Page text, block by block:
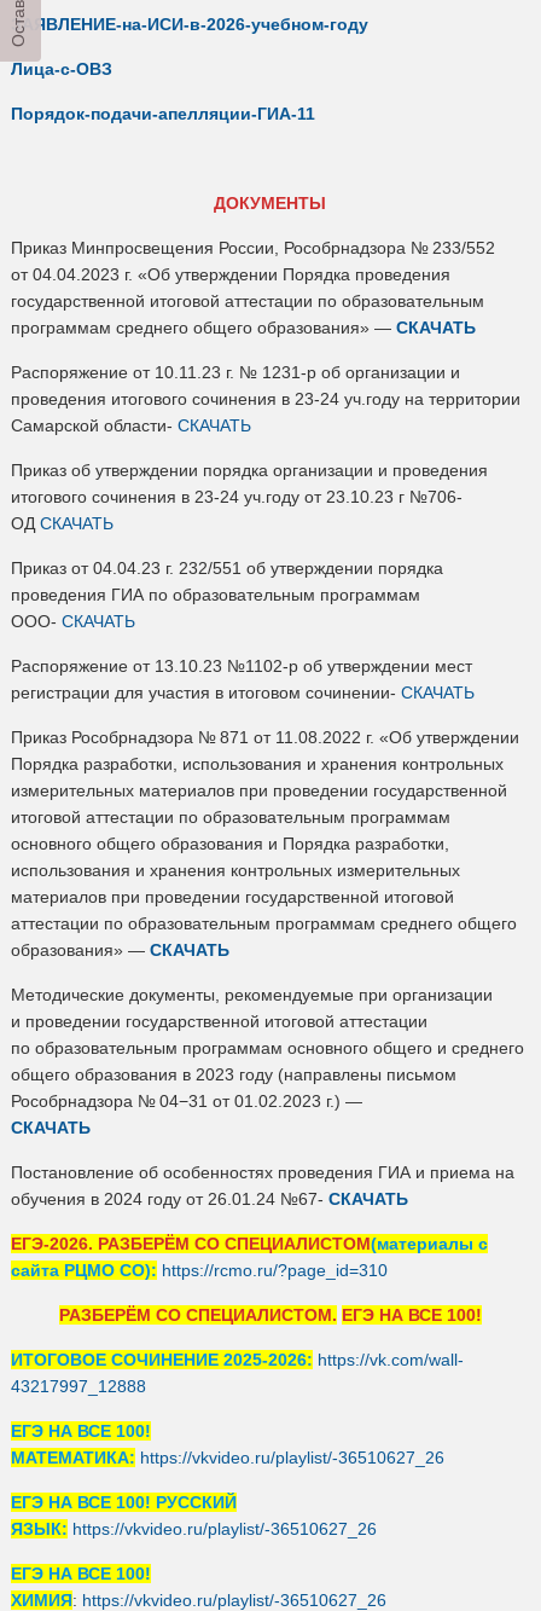
ЗАЯВЛЕНИЕ-на-ИСИ-в-2026-учебном-году
Лица-с-ОВЗ
Порядок-подачи-апелляции-ГИА-11
ДОКУМЕНТЫ
Приказ Минпросвещения России, Рособрнадзора № 233/552
от 04.04.2023 г. «Об утверждении Порядка проведения
государственной итоговой аттестации по образовательным
программам среднего общего образования» — СКАЧАТЬ
Распоряжение от 10.11.23 г. № 1231-р об организации и
проведения итогового сочинения в 23-24 уч.году на территории
Самарской области- СКАЧАТЬ
Приказ об утверждении порядка организации и проведения
итогового сочинения в 23-24 уч.году от 23.10.23 г №706-
ОД СКАЧАТЬ
Приказ от 04.04.23 г. 232/551 об утверждении порядка
проведения ГИА по образовательным программам
ООО- СКАЧАТЬ
Распоряжение от 13.10.23 №1102-р об утверждении мест
регистрации для участия в итоговом сочинении- СКАЧАТЬ
Приказ Рособрнадзора № 871 от 11.08.2022 г. «Об утверждении
Порядка разработки, использования и хранения контрольных
измерительных материалов при проведении государственной
итоговой аттестации по образовательным программам
основного общего образования и Порядка разработки,
использования и хранения контрольных измерительных
материалов при проведении государственной итоговой
аттестации по образовательным программам среднего общего
образования» — СКАЧАТЬ
Методические документы, рекомендуемые при организации
и проведении государственной итоговой аттестации
по образовательным программам основного общего и среднего
общего образования в 2023 году (направлены письмом
Рособрнадзора № 04−31 от 01.02.2023 г.) —
СКАЧАТЬ
Постановление об особенностях проведения ГИА и приема на
обучения в 2024 году от 26.01.24 №67- СКАЧАТЬ
ЕГЭ-2026. РАЗБЕРЁМ СО СПЕЦИАЛИСТОМ(материалы с
сайта РЦМО СО): https://rcmo.ru/?page_id=310
РАЗБЕРЁМ СО СПЕЦИАЛИСТОМ. ЕГЭ НА ВСЕ 100!
ИТОГОВОЕ СОЧИНЕНИЕ 2025-2026: https://vk.com/wall-
43217997_12888
ЕГЭ НА ВСЕ 100!
МАТЕМАТИКА: https://vkvideo.ru/playlist/-36510627_26
ЕГЭ НА ВСЕ 100! РУССКИЙ
ЯЗЫК: https://vkvideo.ru/playlist/-36510627_26
ЕГЭ НА ВСЕ 100!
ХИМИЯ: https://vkvideo.ru/playlist/-36510627_26